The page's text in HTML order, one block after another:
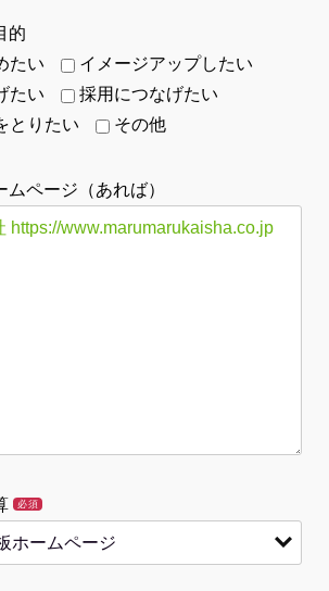
的
たい
イメージアップしたい
たい
採用につなげたい
とりたい
その他
ページ（あれば）
必須